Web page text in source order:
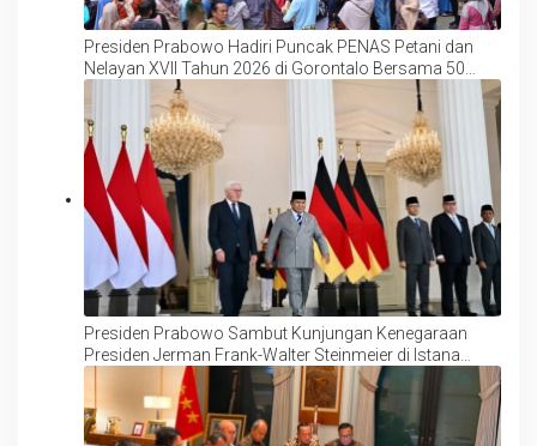
Presiden Prabowo Hadiri Puncak PENAS Petani dan
Nelayan XVII Tahun 2026 di Gorontalo Bersama 50
Ribu Peserta
Presiden Prabowo Sambut Kunjungan Kenegaraan
Presiden Jerman Frank-Walter Steinmeier di Istana